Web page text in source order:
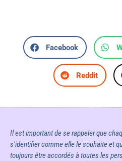
Facebook
Reddit
Il est important de se rappeler que
s'identifier comme elle le souhaite et
toujours être accordés à toutes les